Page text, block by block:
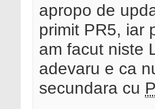
apropo de
primit PR5, iar
am facut niste
adevaru e ca
secundara cu